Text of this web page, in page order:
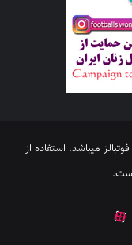
میباشد. استفاده از